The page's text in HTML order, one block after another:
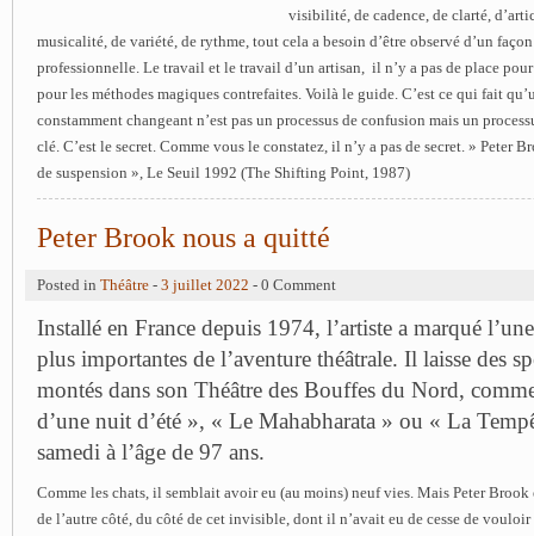
visibilité, de cadence, de clarté,
musicalité, de variété, de rythme, tout cela a besoin d’être observé d’un
professionnelle. Le travail et le travail d’un artisan, il n’y a pas de place
pour les méthodes magiques contrefaites. Voilà le guide. C’est ce qui fait
constamment changeant n’est pas un processus de confusion mais un
clé. C’est le secret. Comme vous le constatez, il n’y a pas de secret. » Peter
de suspension », Le Seuil 1992 (The Shifting Point, 1987)
Peter Brook nous a quitté
Posted in Théâtre - 3 juillet 2022 - 0 Comment
Installé en France depuis 1974, l’artiste a marqué
plus importantes de l’aventure théâtrale. Il laisse des
montés dans son Théâtre des Bouffes du Nord,
d’une nuit d’été », « Le Mahabharata » ou « La
samedi à l’âge de 97 ans.
Comme les chats, il semblait avoir eu (au moins) neuf vies. Mais Peter
de l’autre côté, du côté de cet invisible, dont il n’avait eu de cesse de vouloir